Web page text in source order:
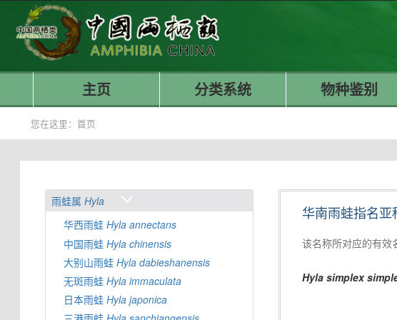
主页 分类系统 物种鉴别
您在这里：首页
雨蛙属Hyla
华西雨蛙Hyla annectans
中国雨蛙Hyla chinensis
大别山雨蛙Hyla dabieshanensis
无斑雨蛙Hyla immaculata
日本雨蛙Hyla japonica
华南雨蛙指名亚
该名称所对应的有效
Hyla simplex